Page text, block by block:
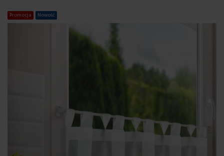
Promocja Nowość